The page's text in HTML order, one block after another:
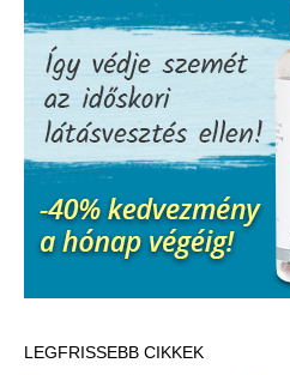
LEGFRISSEBB CIKKEK